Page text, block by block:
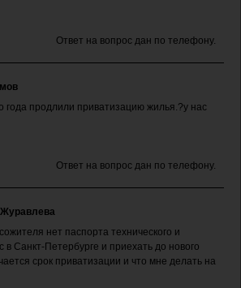
Ответ на вопрос дан по телефону.
года продлили приватизацию жилья.?у нас
Ответ на вопрос дан по телефону.
нет паспорта технического и
в Санкт-Петербурге и приехать до нового
срок приватизации и что мне делать на